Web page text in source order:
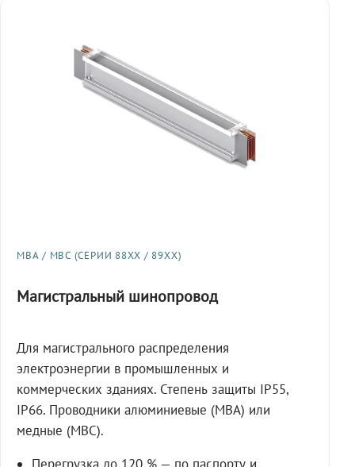
МВА / МВС (СЕРИИ 88XX / 89XX)
Магистральный шинопровод
Для магистрального распределения
электроэнергии в промышленных и
коммерческих зданиях. Степень защиты IP55,
IP66. Проводники алюминиевые (МВА) или
медные (МВС).